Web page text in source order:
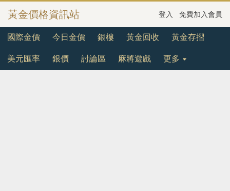
黃金價格資訊站 登入 免費加入會員
國際金價 今日金價 銀樓 黃金回收 黃金存摺
美元匯率 銀價 討論區 麻將遊戲 更多